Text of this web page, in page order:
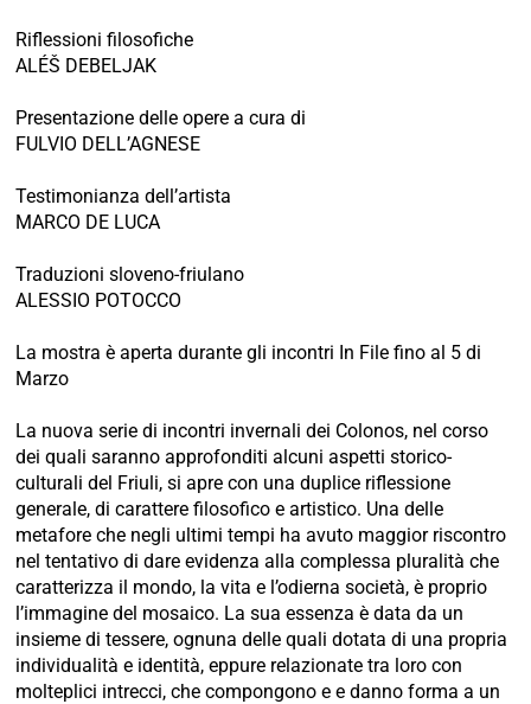
Riflessioni filosofiche
ALÉŠ DEBELJAK
Presentazione delle opere a cura di
FULVIO DELL’AGNESE
Testimonianza dell’artista
MARCO DE LUCA
Traduzioni sloveno-friulano
ALESSIO POTOCCO
La mostra è aperta durante gli incontri In File fino al 5 di
Marzo
La nuova serie di incontri invernali dei Colonos, nel corso
dei quali saranno approfonditi alcuni aspetti storico-
culturali del Friuli, si apre con una duplice riflessione
generale, di carattere filosofico e artistico. Una delle
metafore che negli ultimi tempi ha avuto maggior riscontro
nel tentativo di dare evidenza alla complessa pluralità che
caratterizza il mondo, la vita e l’odierna società, è proprio
l’immagine del mosaico. La sua essenza è data da un
insieme di tessere, ognuna delle quali dotata di una propria
individualità e identità, eppure relazionate tra loro con
molteplici intrecci, che compongono e e danno forma a un